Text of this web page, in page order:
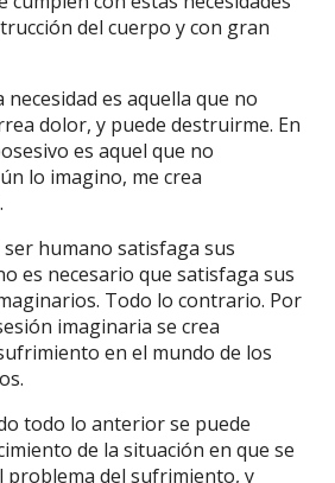
del cuerpo y con gran
es aquella que no
dolor, y puede destruirme. En
es aquel que no
lo imagino, me crea
humano satisfaga sus
es necesario que satisfaga sus
Todo lo contrario. Por
imaginaria se crea
en el mundo de los
todo lo anterior se puede
de la situación en que se
problema del sufrimiento, y